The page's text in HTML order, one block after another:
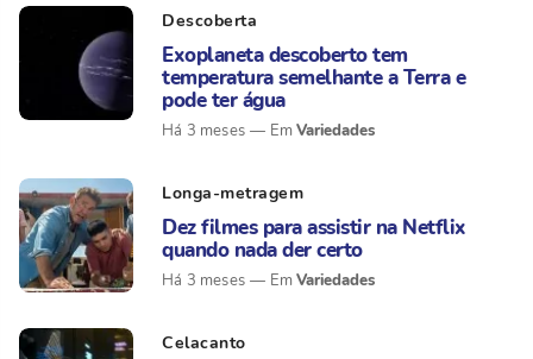
Descoberta
Exoplaneta descoberto tem
temperatura semelhante a Terra e
pode ter água
Há 3 meses Variedades
Longa-metragem
Dez filmes para assistir na Netflix
quando nada der certo
Há 3 meses Variedades
Celacanto